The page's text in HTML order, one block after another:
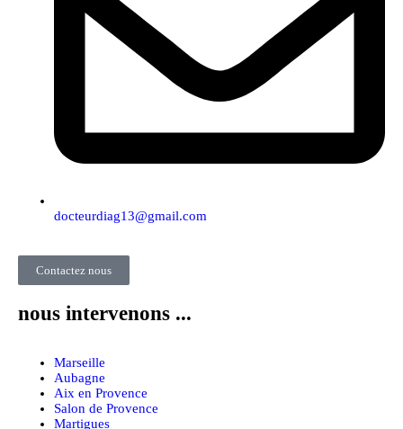
docteurdiag13@gmail.com
Contactez nous
nous intervenons ...
Marseille
Aubagne
Aix en Provence
Salon de Provence
Martigues